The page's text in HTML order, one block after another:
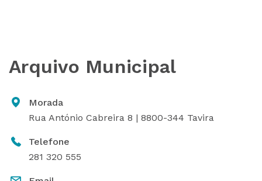
Arquivo Municipal
Morada
Rua António Cabreira 8 | 8800-344 Tavira
Telefone
281 320 555